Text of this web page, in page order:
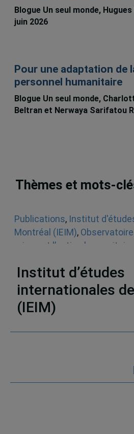
Blogue Un seul monde,
juin 2026
Pour une adaptation de
personnel humanitaire
Blogue Un seul monde,
Beltran et Nerwaya Sarifatou
Thèmes et mots-
Publications, Institut
Montréal (IEIM),
crises et l’action
Institut d’études
internationales
(IEIM)